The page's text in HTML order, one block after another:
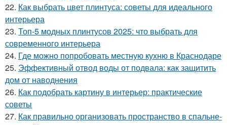
22. Как выбрать цвет плинтуса: советы для идеального
интерьера
23. Топ-5 модных плинтусов 2025: что выбрать для
современного интерьера
24. Где можно попробовать местную кухню в Краснодаре
25. Эффективный отвод воды от подвала: как защитить
дом от наводнения
26. Как подобрать картину в интерьер: практические
советы
27. Как правильно организовать пространство в спальне-